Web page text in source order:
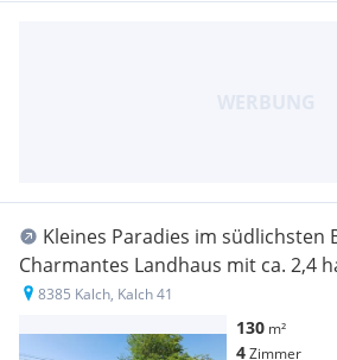
Kleines Paradies im südlichsten
Charmantes Landhaus mit ca. 2,4
(großteils arrondiert), schönen
8385 Kalch, Kalch 41
130 m²
4Zimmer